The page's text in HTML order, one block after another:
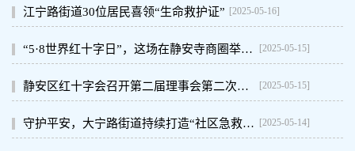
江宁路街道30位居民喜领“生命救护证” [2025-05-16]
“5·8世界红十字日”，这场在静安寺商圈举办的活动让大家直呼“太贴心了”！ [2025-05-15]
静安区红十字会召开第二届理事会第二次全体会议 [2025-05-15]
守护平安，大宁路街道持续打造“社区急救响应圈” [2025-05-14]